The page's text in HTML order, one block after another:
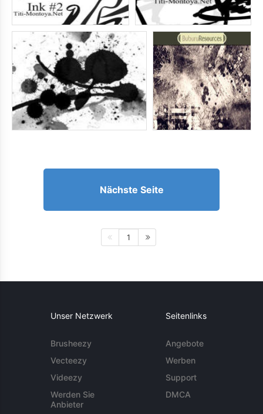
Nächste Seite
1
Unser Netzwerk
Brusheezy
Vecteezy
Videezy
Werden Sie
Anbieter
Seitenlinks
Angebote
Werben
Support
DMCA